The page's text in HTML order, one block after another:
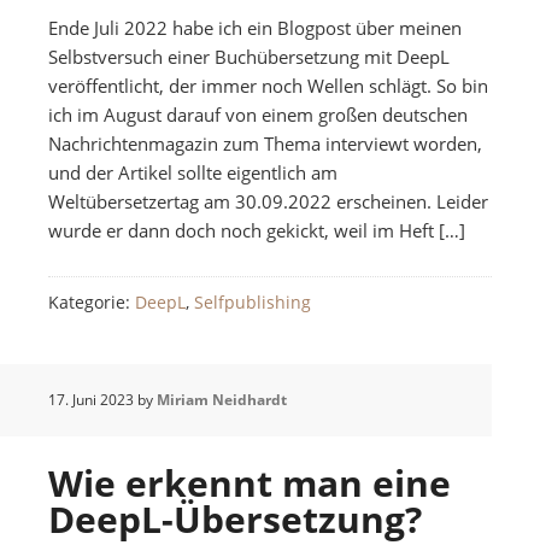
Ende Juli 2022 habe ich ein Blogpost über meinen
Selbstversuch einer Buchübersetzung mit DeepL
veröffentlicht, der immer noch Wellen schlägt. So bin
ich im August darauf von einem großen deutschen
Nachrichtenmagazin zum Thema interviewt worden,
und der Artikel sollte eigentlich am
Weltübersetzertag am 30.09.2022 erscheinen. Leider
wurde er dann doch noch gekickt, weil im Heft […]
Kategorie: DeepL, Selfpublishing
17. Juni 2023 by Miriam Neidhardt
Wie erkennt man eine
DeepL-Übersetzung?